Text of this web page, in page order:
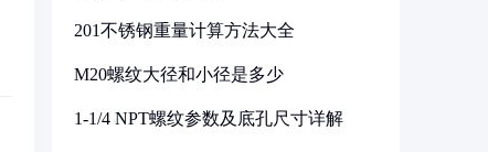
201不锈钢重量计算方法大全
M20螺纹大径和小径是多少
1-1/4 NPT螺纹参数及底孔尺寸详解